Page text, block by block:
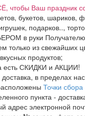
чтобы Ваш праздник
букетов, шариков,
подарков..,
в руки
только из свежайших
продуктов;
есть СКИДКИ и АКЦИИ!
в пределах
Точки сбора
пункта -
адрес электронной